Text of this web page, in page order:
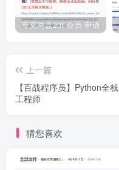
夸克网盘20t 会员 申请
上一篇
【百战程序员】Python全栈
工程师
猜您喜欢